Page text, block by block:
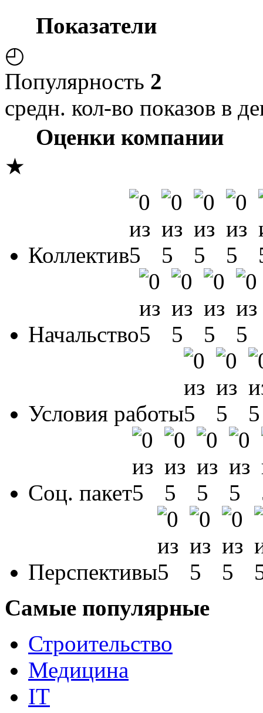
Показатели
◴
Популярность 2
средн. кол-во показов в
Оценки компании
★
Коллектив
Начальство
Условия работы
Соц. пакет
Перспективы
Самые популярные
Строительство
Медицина
IT